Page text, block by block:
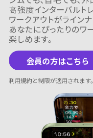
会員の方はこちら
利用規約と制限が適用されます。